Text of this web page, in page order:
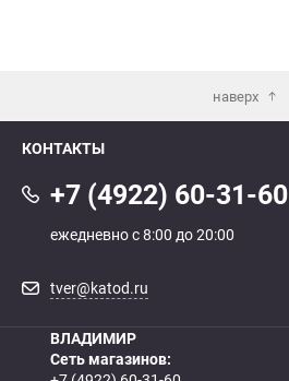
наверх
КОНТАКТЫ
+7 (4922) 60-31-60
ежедневно с 8:00 до 20:00
tver@katod.ru
ВЛАДИМИР
Сеть магазинов: